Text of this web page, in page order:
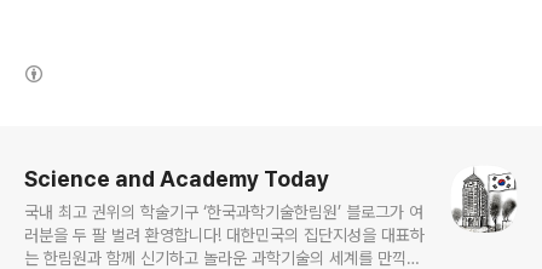
Science and Academy Today
국내 최고 권위의 학술기구 ‘한국과학기술한림원’ 블로그가 여
러분을 두 팔 벌려 환영합니다! 대한민국의 집단지성을 대표하
는 한림원과 함께 신기하고 놀라운 과학기술의 세계를 만끽하